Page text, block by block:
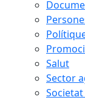
Salut
Sector